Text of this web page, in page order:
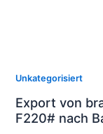
Unkategorisiert
Export von
F220# nach